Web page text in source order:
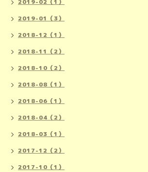
2019-02（1）
2019-01（3）
2018-12（1）
2018-11（2）
2018-10（2）
2018-08（1）
2018-06（1）
2018-04（2）
2018-03（1）
2017-12（2）
2017-10（1）